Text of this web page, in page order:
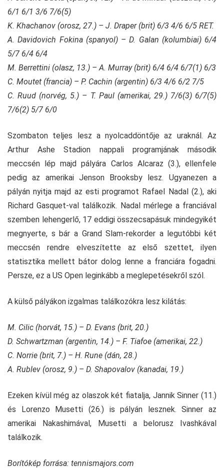
6/1 6/1 3/6 7/6(5)
K. Khachanov (orosz, 27.) – J. Draper (brit) 6/3 4/6 6/5 RET.
A. Davidovich Fokina (spanyol) – D. Galan (kolumbiai) 6/4
5/7 6/4 6/4
M. Berrettini (olasz, 13.) – A. Murray (brit) 6/4 6/4 6/7(1) 6/3
C. Moutet (francia) – P. Cachin (argentin) 6/3 4/6 6/2 7/5
C. Ruud (norvég, 5.) – T. Paul (amerikai, 29.) 7/6(3) 6/7(5)
7/6(2) 5/7 6/0
Szombaton teljes lesz a nyolcaddöntője az uraknál. Az
Arthur Ashe Stadion nappali programjának második
meccsén lép majd pályára Carlos Alcaraz (3.), ellenfele
pedig az amerikai Jenson Brooksby lesz. Ugyanezen a
pályán nyitja majd az esti programot Rafael Nadal (2.), aki
Richard Gasquet-val találkozik. Nadal mérlege a franciával
szemben lehengerlő, 17 eddigi összecsapásuk mindegyikét
megnyerte, s bár a Grand Slam-rekorder a legutóbbi két
meccsén rendre elveszítette az első szettet, ilyen
statisztika mellett bátor dolog lenne a franciára fogadni.
Persze, ez a US Open leginkább a meglepetésekről szól.
A külső pályákon izgalmas találkozókra lesz kilátás:
M. Cilic (horvát, 15.) – D. Evans (brit, 20.)
D. Schwartzman (argentin, 14.) – F. Tiafoe (amerikai, 22.)
C. Norrie (brit, 7.) – H. Rune (dán, 28.)
A. Rublev (orosz, 9.) – D. Shapovalov (kanadai, 19.)
Ezeken kívül még az olaszok két fiatalja, Jannik Sinner (11.)
és Lorenzo Musetti (26.) is pályán lesznek. Sinner az
amerikai Nakashimával, Musetti a belorusz Ivashkával
találkozik.
Borítókép forrása: tennismajors.com